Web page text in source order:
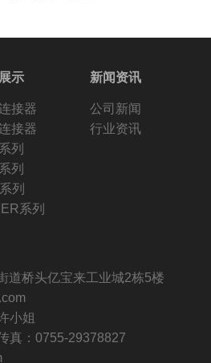
示
接器
接器
列
列
列
系列
新闻资讯
公司新闻
行业资讯
道桥头亿宝来工业城2栋5楼
小姐
真：0755-29378827